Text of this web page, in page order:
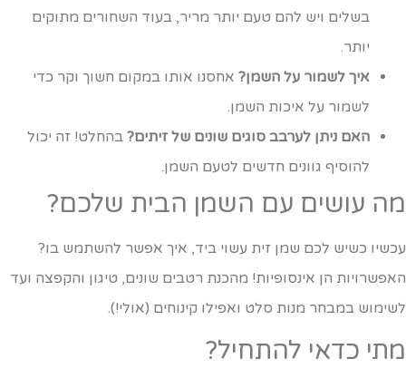
בשלים ויש להם טעם יותר מריר, בעוד השחורים מתוקים
יותר.
איך לשמור על השמן?אחסנו אותו במקום חשוך וקר כדי
לשמור על איכות השמן.
האם ניתן לערבב סוגים שונים של זיתים?בהחלט! זה יכול
להוסיף גוונים חדשים לטעם השמן.
עושים עם השמן הבית שלכם?
כשיש לכם שמן זית עשוי ביד, איך אפשר להשתמש בו?
הן אינסופיות! מהכנת רטבים שונים, טיגון והקפצה ועד
במבחר מנות סלט ואפילו קינוחים (אולי!).
כדאי להתחיל?